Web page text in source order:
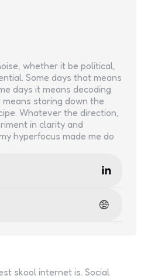
whether it be political,
Some days that means
days it means decoding
staring down the
Whatever the direction,
in clarity and
hyperfocus made me do
skool internet is. Social